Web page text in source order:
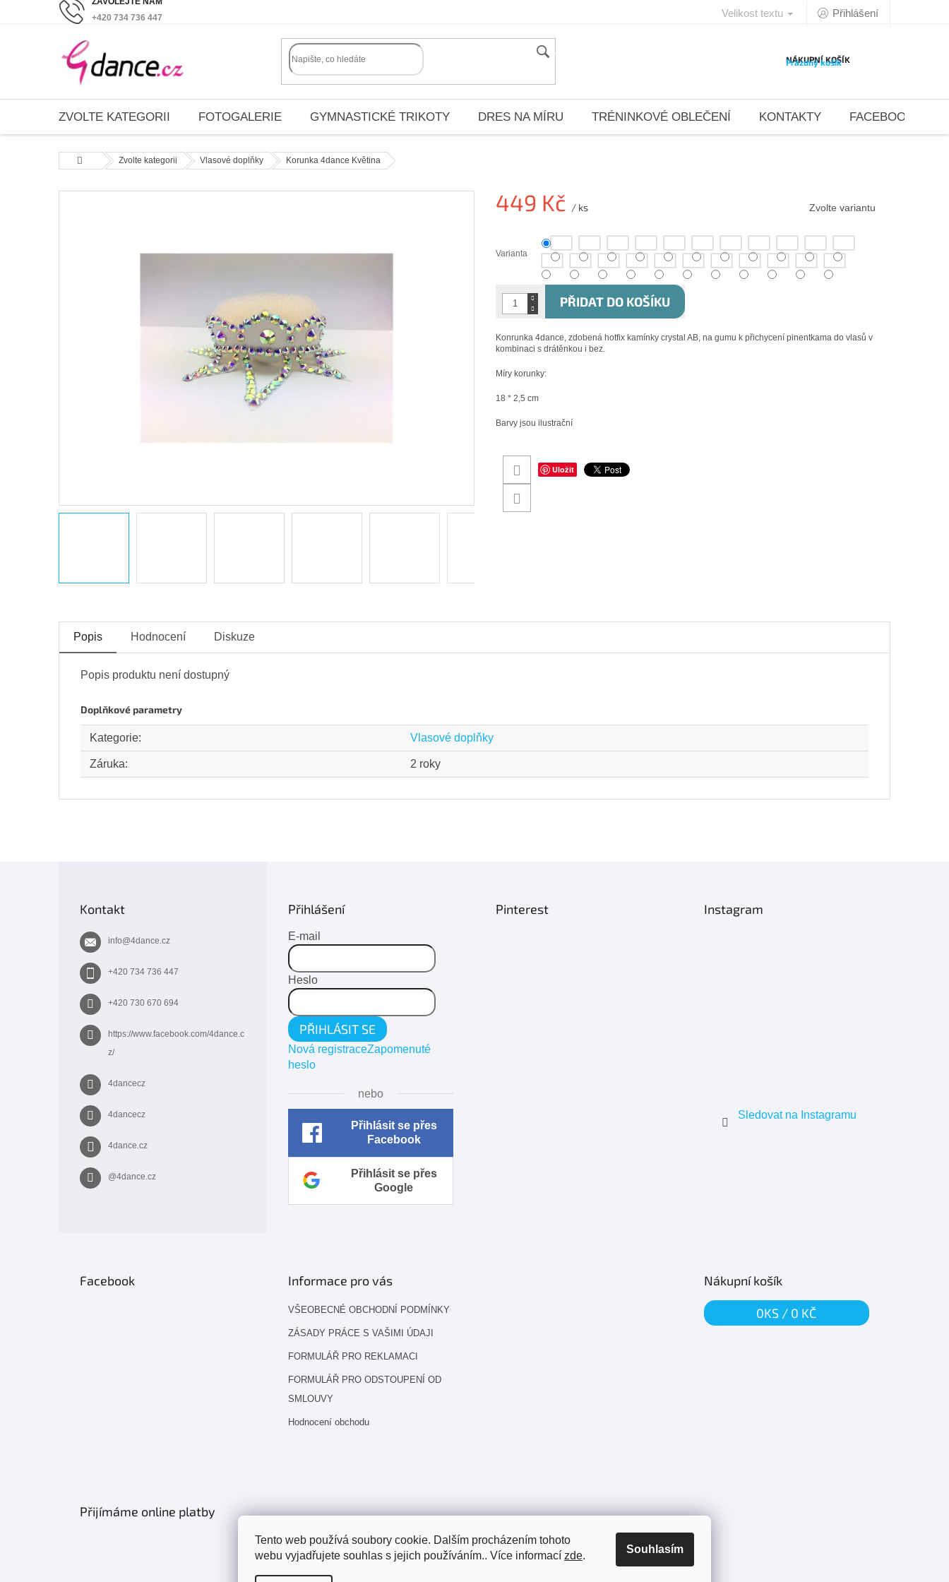
Tento web používá soubory cookie. Dalším procházením tohoto
webu vyjadřujete souhlas s jejich používáním.. Více informací zde.
Souhlasím
+420 734 736 447 Velikost textu Přihlášení
HLEDAT NÁKUPNÍ KOŠÍK
Prázdný košík
ZVOLTE KATEGORII FOTOGALERIE GYMNASTICKÉ TRIKOTY DRES NA MÍRU TRÉNINKOVÉ OBLEČENÍ KONTAKTY FACEBOOK
Domů Zvolte kategorii Vlasové doplňky Korunka 4dance Květina
449 Kč / ks Zvolte variantu
Varianta
PŘIDAT DO KOŠÍKU
Konrunka 4dance, zdobená hotfix kamínky crystal AB, na gumu k přichycení pinentkama do vlasů v
kombinaci s drátěnkou i bez.
Míry korunky:
18 * 2,5 cm
Barvy jsou ilustrační
Uložit
Popis Hodnocení Diskuze
Popis produktu není dostupný
Doplňkové parametry
Kategorie: Vlasové doplňky
Záruka: 2 roky
Kontakt
info@4dance.cz
+420 734 736 447
+420 730 670 694
https://www.facebook.com/4dance.c
z/
4dancecz
4dancecz
4dance.cz
@4dance.cz
Přihlášení
E-mail
Heslo
PŘIHLÁSIT SE
Nová registraceZapomenuté
heslo
nebo
Přihlásit se přes
Facebook
Přihlásit se přes
Google
Pinterest Instagram
Sledovat na Instagramu
Facebook Informace pro vás
VŠEOBECNÉ OBCHODNÍ PODMÍNKY
ZÁSADY PRÁCE S VAŠIMI ÚDAJI
FORMULÁŘ PRO REKLAMACI
FORMULÁŘ PRO ODSTOUPENÍ OD
SMLOUVY
Hodnocení obchodu
Nákupní košík
0KS / 0 KČ
Přijímáme online platby